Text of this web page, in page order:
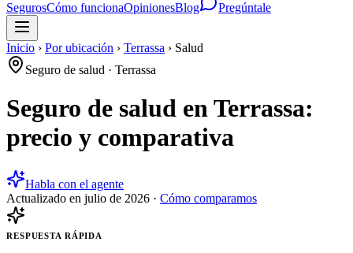
SegurosCómo funcionaOpinionesBlog Pregúntale
Inicio › Por ubicación › Terrassa › Salud
Seguro de salud · Terrassa
Seguro de salud en Terrassa:
precio y comparativa
Habla con el agente
Actualizado en julio de 2026 · Cómo comparamos
RESPUESTA RÁPIDA